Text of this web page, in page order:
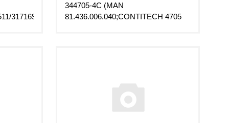
3171695/1076418/20531987
344705-4C (MAN
81.436.006.040;CONTITECH 4705